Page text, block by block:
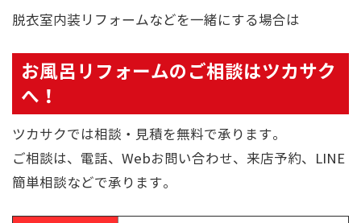
脱衣室内装リフォームなどを一緒にする場合は
お風呂リフォームのご相談はツカサク
へ！
ツカサクでは相談・見積を無料で承ります。
ご相談は、電話、Webお問い合わせ、来店予約、LINE
簡単相談などで承ります。